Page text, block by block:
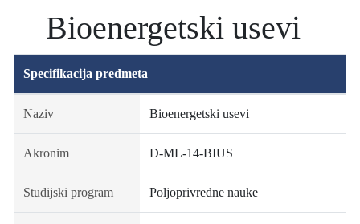
Bioenergetski usevi
Specifikacija predmeta
Naziv Bioenergetski usevi
Akronim D-ML-14-BIUS
Studijski program Poljoprivredne nauke